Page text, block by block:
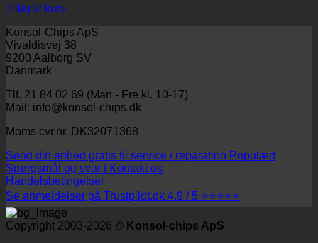
Tilføj til kurv
Konsol-Chips ApS
Vivaldisvej 38
9200 Aalborg SV
Danmark
Tlf. 21 84 02 69 (Man - Fre kl. 10-17)
Mail: info@konsol-chips.dk
Moms cvr.nr. DK32071368
Send din enhed gratis til service / reparation
Spørgsmål og svar | Kontakt os
Handelsbetingelser
Se anmeldelser på Trustpilot.dk 4.9 / 5 ⭐⭐⭐⭐⭐
Copyright 2003-2026 © Konsol-chips ApS